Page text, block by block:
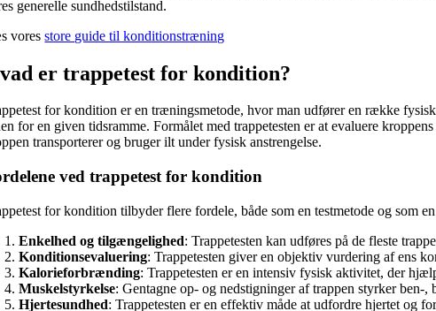
generelle sundhedstilstand.
voresstore guide til konditionstræning
er trappetest for kondition?
for kondition er en træningsmetode, hvor man udfører en række
for en given tidsramme. Formålet med trappetesten er at evaluere
transporterer og bruger ilt under fysisk anstrengelse.
ved trappetest for kondition
for kondition tilbyder flere fordele, både som en testmetode og som
Enkelhed og tilgængelighed: Trappetesten kan udføres på de fleste
Konditionsevaluering: Trappetesten giver en objektiv vurdering af ens
Kalorieforbrænding: Trappetesten er en intensiv fysisk aktivitet, der
Muskelstyrkelse: Gentagne op- og nedstigninger af trappen styrker ben-,
Hjertesundhed: Trappetesten er en effektiv måde at udfordre hjertet og